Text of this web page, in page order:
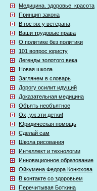
Медицина. здоровье. красота
Принцип закона
В гостях у ветерана
Ваши трудовые права
О политике без политики
101 вопрос юристу
Легенды золотого века
Новая школа
Заглянем в словарь
Дорогу осилит идущий
Доказательная медицина
Объять необъятное
Ох, уж эти детки!
Юридическая помощь
Сделай сам
Школа рисования
Интеллект и технологии
Инновационное образование
Ойкумена Федора Конюхова
В контакте со здоровьем
Перечитывая Боткина